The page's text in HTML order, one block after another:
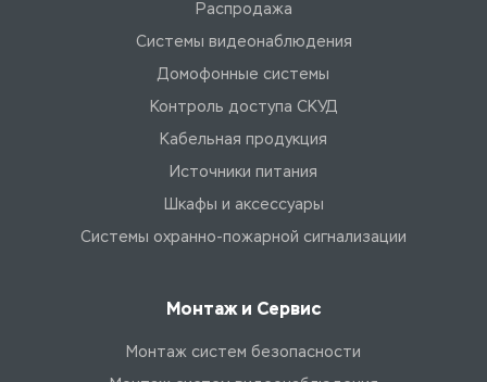
Распродажа
Системы видеонаблюдения
Домофонные системы
Контроль доступа СКУД
Кабельная продукция
Источники питания
Шкафы и аксессуары
Системы охранно-пожарной сигнализации
Монтаж и Сервис
Монтаж систем безопасности